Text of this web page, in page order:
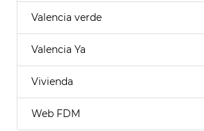
Valencia verde
Valencia Ya
Vivienda
Web FDM